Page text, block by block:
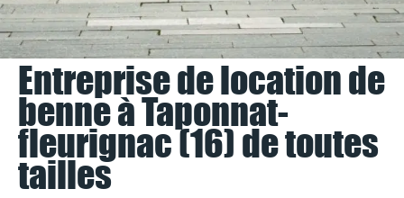
Entreprise de location de
benne à Taponnat-
fleurignac (16) de toutes
tailles